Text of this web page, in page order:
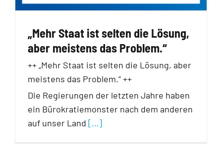
„Mehr Staat ist selten die Lösung,
aber meistens das Problem.“
++ „Mehr Staat ist selten die Lösung, aber
meistens das Problem.“ ++
Die Regierungen der letzten Jahre haben
ein Bürokratiemonster nach dem anderen
auf unser Land […]